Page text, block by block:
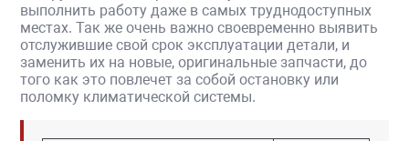
выполнить работу даже в самых труднодоступных
местах. Так же очень важно своевременно выявить
отслужившие свой срок эксплуатации детали, и
заменить их на новые, оригинальные запчасти, до
того как это повлечет за собой остановку или
поломку климатической системы.